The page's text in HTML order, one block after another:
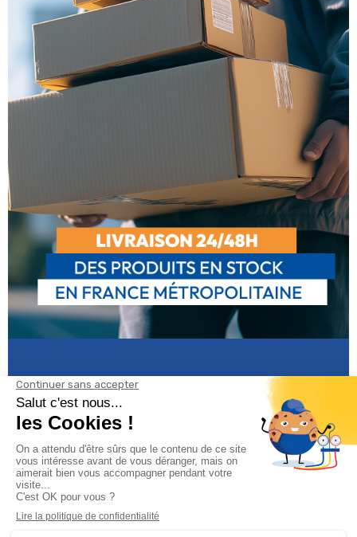
Informations